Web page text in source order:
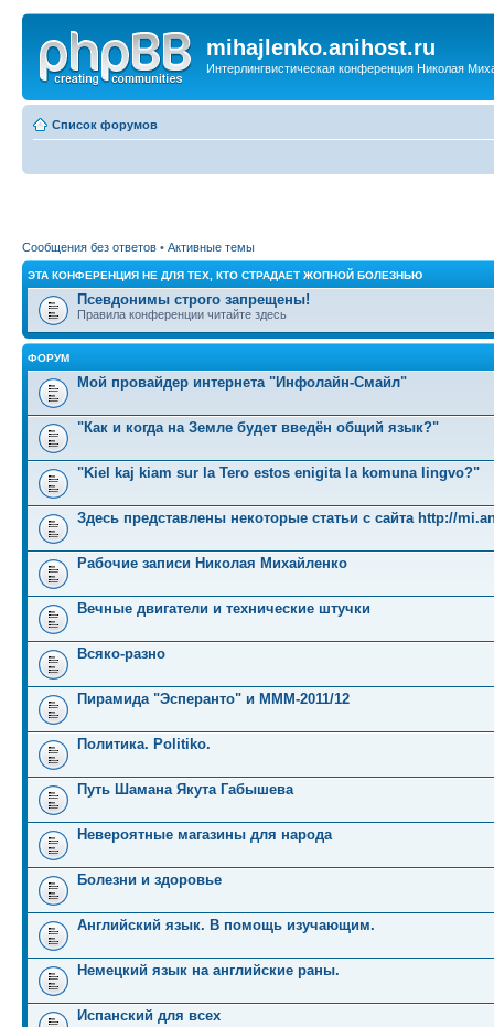
mihajlenko.anihost.ru
Интерлингвистическая конференция Николая
Список форумов
Сообщения без ответов • Активные темы
ЭТА КОНФЕРЕНЦИЯ НЕ ДЛЯ ТЕХ, КТО СТРАДАЕТ ЖОПНОЙ БОЛЕЗНЬЮ
Псевдонимы строго запрещены!
Правила конференции читайте здесь
ФОРУМ
Мой провайдер интернета "Инфолайн-Смайл"
"Как и когда на Земле будет введён общий язык?"
"Kiel kaj kiam sur la Tero estos enigita la komuna lingvo?"
Здесь представлены некоторые статьи с сайта http://
Рабочие записи Николая Михайленко
Вечные двигатели и технические штучки
Всяко-разно
Пирамида "Эсперанто" и MMM-2011/12
Политика. Politiko.
Путь Шамана Якута Габышева
Невероятные магазины для народа
Болезни и здоровье
Английский язык. В помощь изучающим.
Немецкий язык на английские раны.
Испанский для всех